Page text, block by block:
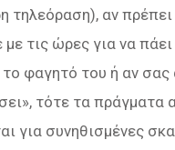
τηλεόραση), αν πρέπει
τις ώρες για να
φαγητό του ή αν σας
τότε τα πράγματα
για συνηθισμένες